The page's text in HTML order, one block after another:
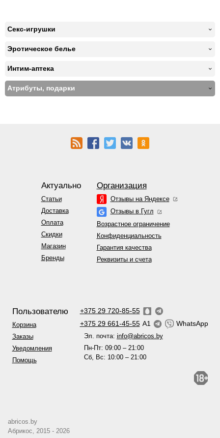
Секс-игрушки
Эротическое белье
Интим-аптека
Атрибуты, подарки
Актуально
Статьи
Доставка
Оплата
Скидки
Магазин
Бренды
Организация
Отзывы на Яндексе
Отзывы в Гугл
Возрастное ограничение
Конфиденциальность
Гарантия качества
Реквизиты и счета
Пользователю
Корзина
Заказы
Уведомления
Помощь
+375 29 720-85-55
+375 29 661-45-55 A1 WhatsApp
Эл. почта: info@abricos.by
Пн-Пт: 09:00 – 21:00
Сб, Вс: 10:00 – 21:00
abricos.by
Абрикос, 2015 - 2026